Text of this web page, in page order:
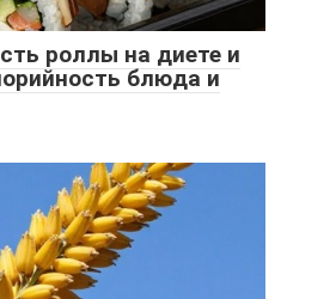
роллы на диете и
блюда и